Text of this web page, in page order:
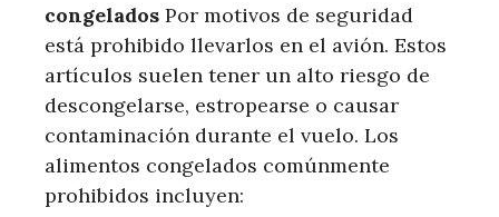
congelados Por motivos de seguridad
está prohibido llevarlos en el avión. Estos
artículos suelen tener un alto riesgo de
descongelarse, estropearse o causar
contaminación durante el vuelo. Los
alimentos congelados comúnmente
prohibidos incluyen: